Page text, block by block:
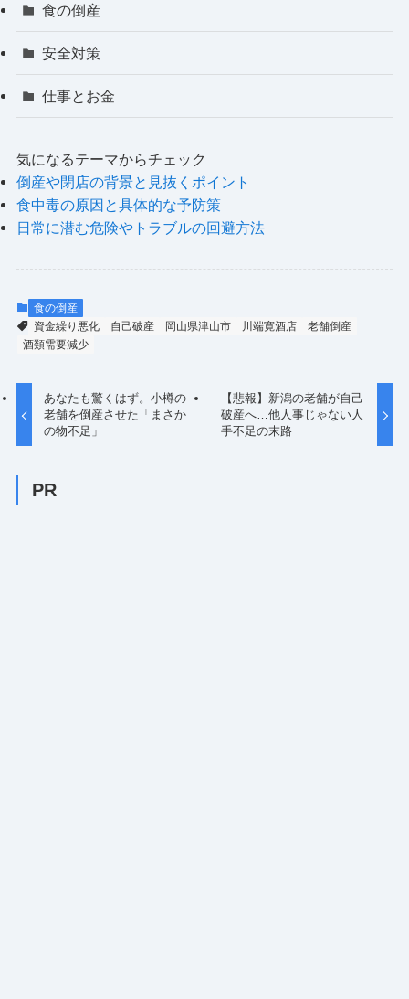
食の倒産
安全対策
仕事とお金
気になるテーマからチェック
倒産や閉店の背景と見抜くポイント
食中毒の原因と具体的な予防策
日常に潜む危険やトラブルの回避方法
食の倒産
資金繰り悪化
自己破産 岡山県津山市 川端寛酒店
老舗倒産
酒類需要減少
あなたも驚くはず。小樽の
老舗を倒産させた「まさか
の物不足」
【悲報】新潟の老舗が自己
破産へ…他人事じゃない人
手不足の末路
PR